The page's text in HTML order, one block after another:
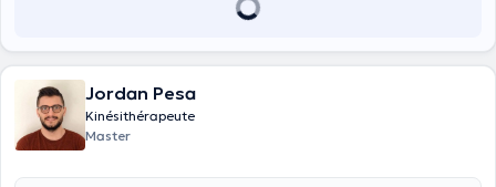
Jordan Pesa
Kinésithérapeute
Master